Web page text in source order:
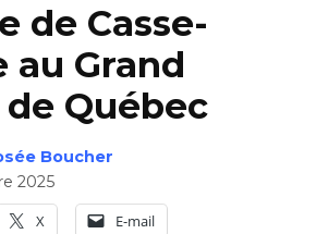
de Casse-
au Grand
Québec
Boucher
2025
X E-mail